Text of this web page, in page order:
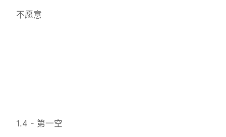
不愿意
1.4 - 第一空